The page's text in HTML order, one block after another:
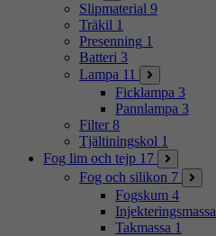
Slipmaterial 9
Träkil 1
Presenning 1
Batteri 3
Lampa 11
Ficklampa 3
Pannlampa 3
Filter 8
Tjältiningskol 1
Fog lim och tejp 17
Fog och silikon 7
Fogskum 4
Injekteringsmassa
Takmassa 1